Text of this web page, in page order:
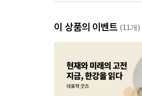
이 상품의 이벤트 (11개)